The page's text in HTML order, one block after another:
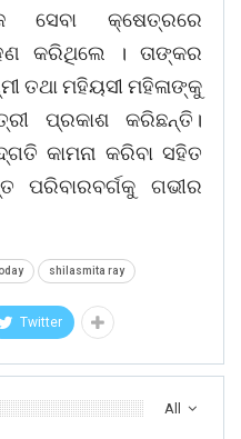
ସେବା କ୍ଷେତ୍ରରେ
କରିଥିଲେ । ତାଙ୍କର
ତଥା ମହିୟସୀ ମହିଳାଙ୍କୁ
ପ୍ରକାଶ କରିଛନ୍ତି।
କାମନା କରିବା ସହିତ
ପରିବାରବର୍ଗକୁ ଗଭୀର
shilasmita ray
Twitter
All